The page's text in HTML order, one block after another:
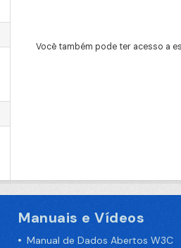
Você também pode ter acesso a
Manuais e Vídeos
Manual de Dados Abertos W3C